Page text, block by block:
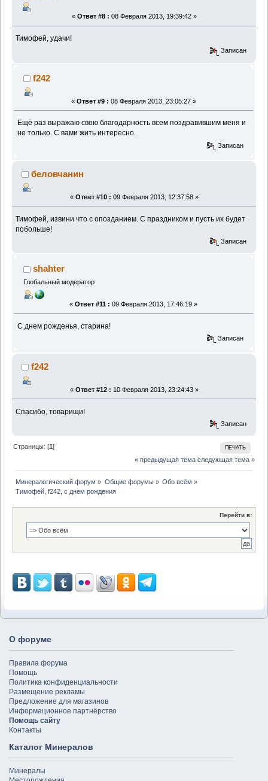
« Ответ #8 : 08 Февраля 2013, 19:39:42 »
Тимофей, удачи!
Записан
f242
« Ответ #9 : 08 Февраля 2013, 23:05:27 »
Ещё раз выражаю свою благодарность всем поздравившим меня и
не только. С вами жить интересно.
Записан
беловчанин
« Ответ #10 : 09 Февраля 2013, 12:37:58 »
Тимофей, извини что с опозданием. С праздником и пусть их будет
побольше!
Записан
shahter
Глобальный модератор
« Ответ #11 : 09 Февраля 2013, 17:46:19 »
С днем рожденья, старина!
Записан
f242
« Ответ #12 : 10 Февраля 2013, 23:24:43 »
Спасибо, товарищи!
Записан
ПЕЧАТЬ
Страницы: [1]
« предыдущая тема следующая тема »
Минералогический форум » Общие форумы» Обо всём »
Тимофей, f242, с днем рождения
Перейти в:
О форуме
Правила форума
Помощь
Политика конфиденциальности
Размещение рекламы
Предложение для магазинов
Информационное партнёрство
Помощь сайту
Контакты
Каталог Минералов
Минералы